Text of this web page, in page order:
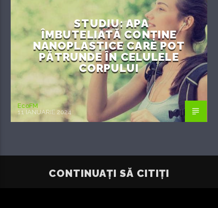
STUDIU: APA
ÎMBUTELIATĂ CONȚINE
NANOPLASTICE CARE POT
PĂTRUNDE ÎN CELULELE
CORPULUI
EcoFM
11 IANUARIE 2024
CONTINUAȚI SĂ CITIȚI